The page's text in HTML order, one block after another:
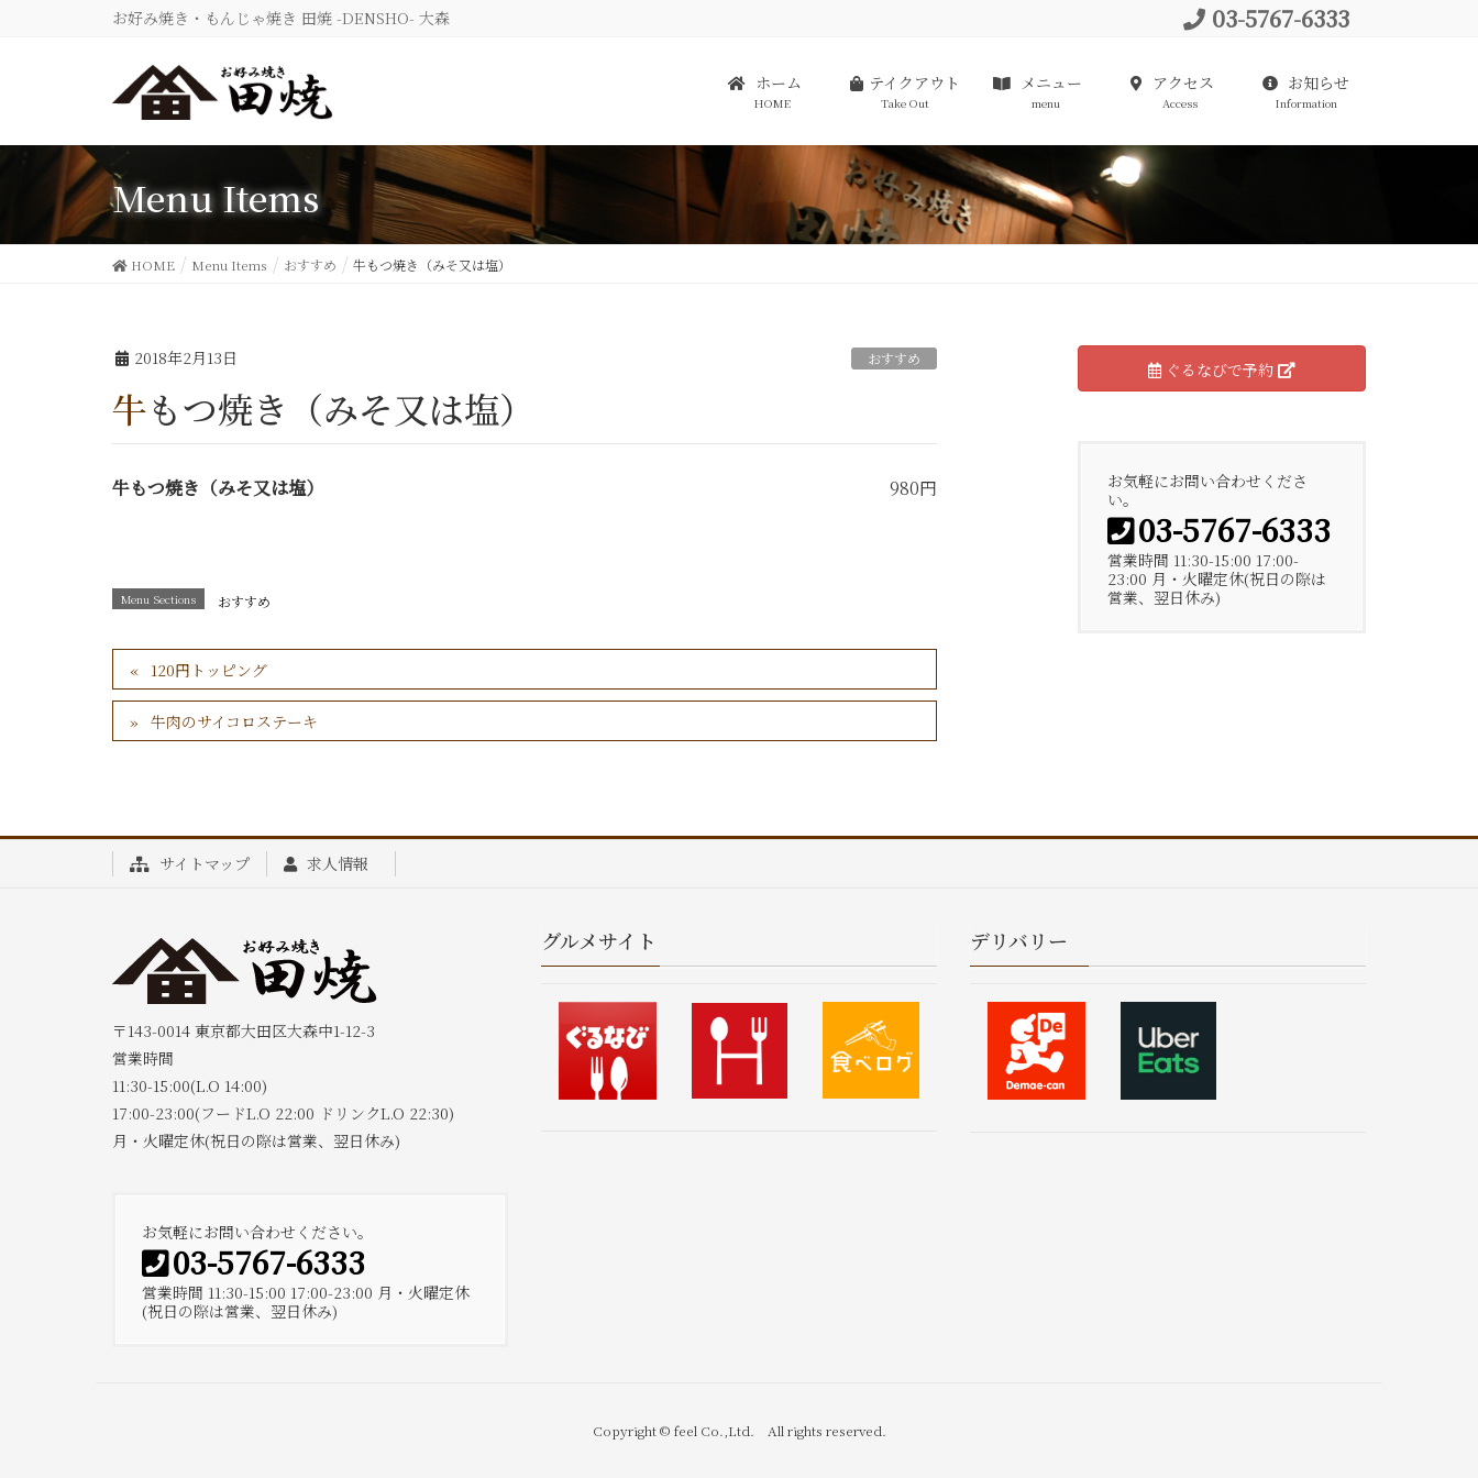
お好み焼き・もんじゃ焼き 田焼 -DENSHO- 大森 03-5767-6333
ホーム
HOME
テイクアウト
Take Out
メニュー
menu
アクセス
Access
お知らせ
Information
Menu Items
HOME Menu Items おすすめ 牛もつ焼き（みそ又は塩）
2018年2月13日 おすすめ
牛もつ焼き（みそ又は塩）
牛もつ焼き（みそ又は塩） 980円
Menu Sections おすすめ
120円トッピング
牛肉のサイコロステーキ
ぐるなびで予約
お気軽にお問い合わせくださ
い。
03-5767-6333
営業時間 11:30-15:00 17:00-
23:00 月・火曜定休(祝日の際は
営業、翌日休み)
サイトマップ 求人情報
〒143-0014 東京都大田区大森中1-12-3
営業時間
11:30-15:00(L.O 14:00)
17:00-23:00(フードL.O 22:00 ドリンクL.O 22:30)
月・火曜定休(祝日の際は営業、翌日休み)
お気軽にお問い合わせください。
03-5767-6333
営業時間 11:30-15:00 17:00-23:00 月・火曜定休
(祝日の際は営業、翌日休み)
グルメサイト デリバリー
Copyright © feel Co.,Ltd. All rights reserved.